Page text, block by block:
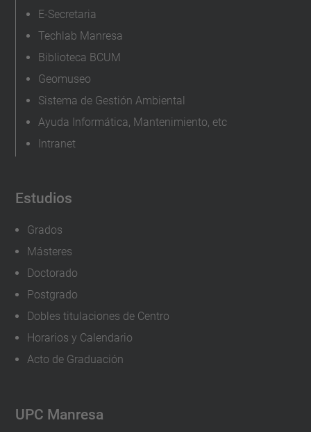
Estudios
Grados
Másteres
Doctorado
Postgrado
Dobles titulaciones de Centro
Horarios y Calendario
Acto de Graduación
UPC Manresa
E-Secretaria
Techlab Manresa
Biblioteca BCUM
Geomuseo
Sistema de Gestión Ambiental
Ayuda Informática, Mantenimiento, etc
Intranet